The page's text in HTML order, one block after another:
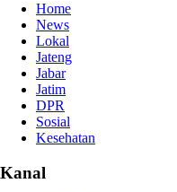
Home
News
Lokal
Jateng
Jabar
Jatim
DPR
Sosial
Kesehatan
Kanal